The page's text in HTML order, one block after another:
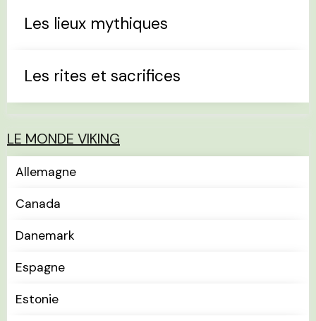
Les lieux mythiques
Les rites et sacrifices
LE MONDE VIKING
Allemagne
Canada
Danemark
Espagne
Estonie